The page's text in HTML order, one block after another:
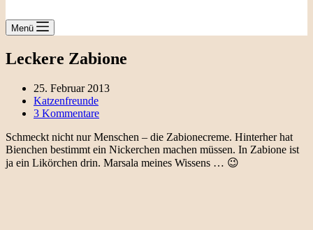
Menü
Leckere Zabione
25. Februar 2013
Katzenfreunde
3 Kommentare
Schmeckt nicht nur Menschen – die Zabionecreme. Hinterher hat
Bienchen bestimmt ein Nickerchen machen müssen. In Zabione ist
ja ein Likörchen drin. Marsala meines Wissens … 😉